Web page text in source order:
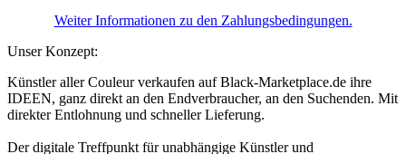
Weiter Informationen zu den Zahlungsbedingungen.
Unser Konzept:
Künstler aller Couleur verkaufen auf Black-Marketplace.de ihre
IDEEN, ganz direkt an den Endverbraucher, an den Suchenden. Mit
direkter Entlohnung und schneller Lieferung.
Der digitale Treffpunkt für unabhängige Künstler und